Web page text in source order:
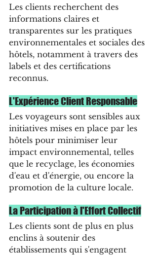
Les clients recherchent des
informations claires et
transparentes sur les pratiques
environnementales et sociales des
hôtels, notamment à travers des
labels et des certifications
reconnus.
L'Expérience Client Responsable
Les voyageurs sont sensibles aux
initiatives mises en place par les
hôtels pour minimiser leur
impact environnemental, telles
que le recyclage, les économies
d'eau et d'énergie, ou encore la
promotion de la culture locale.
La Participation à l'Effort Collectif
Les clients sont de plus en plus
enclins à soutenir des
établissements qui s'engagent